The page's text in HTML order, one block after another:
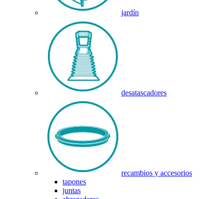
jardín
desatascadores
recambios y accesorios
tapones
juntas